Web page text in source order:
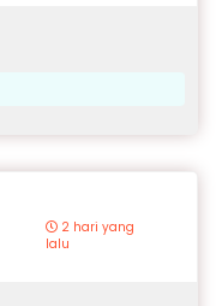
2 hari yang
lalu